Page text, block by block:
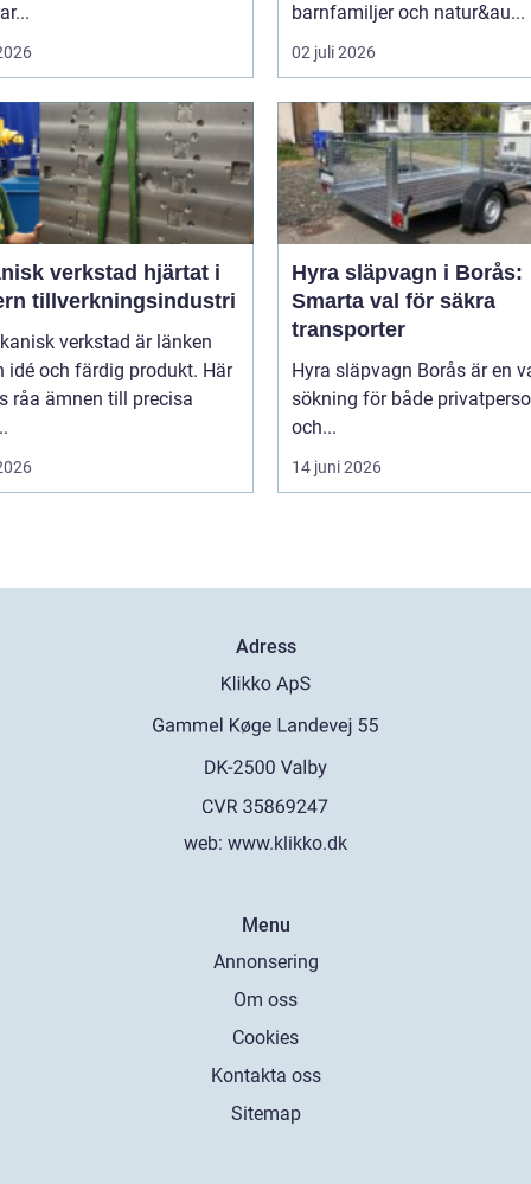
barnfamiljer och natur&au...
02 juli 2026
verkstad hjärtat i
tillverkningsindustri
verkstad är länken
idé och färdig produkt. Här
råa ämnen till precisa
Hyra släpvagn i Borås:
Smarta val för säkra
transporter
Hyra släpvagn Borås är en
sökning för både
och...
14 juni 2026
Adress
web: www.klikko.dk
Menu
Annonsering
Om oss
Cookies
Kontakta oss
Sitemap